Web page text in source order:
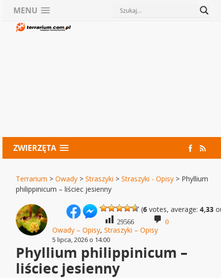
MENU
ZWIERZĘTA
Terrarium >Owady >Straszyki >Straszyki - Opisy > Phyllium
philippinicum – liściec jesienny
(6 votes, average:4,33
29566 0
Owady – Opisy,Straszyki – Opisy
5 lipca, 2026 o 14:00
Phyllium philippinicum –
liściec jesienny